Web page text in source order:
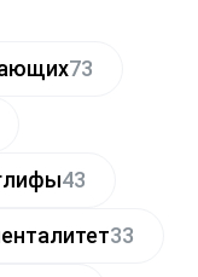
73
43
33